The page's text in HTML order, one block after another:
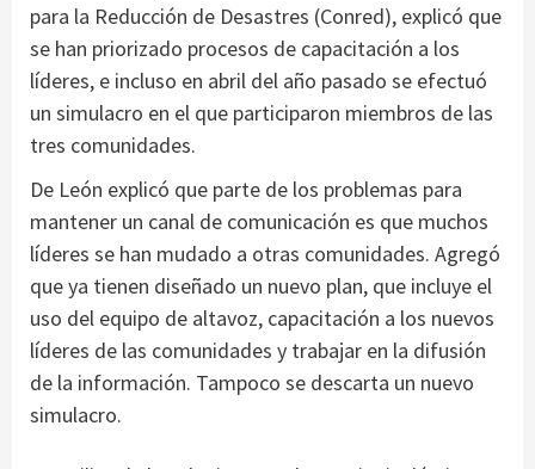
para la Reducción de Desastres (Conred), explicó que
se han priorizado procesos de capacitación a los
líderes, e incluso en abril del año pasado se efectuó
un simulacro en el que participaron miembros de las
tres comunidades.
De León explicó que parte de los problemas para
mantener un canal de comunicación es que muchos
líderes se han mudado a otras comunidades. Agregó
que ya tienen diseñado un nuevo plan, que incluye el
uso del equipo de altavoz, capacitación a los nuevos
líderes de las comunidades y trabajar en la difusión
de la información. Tampoco se descarta un nuevo
simulacro.